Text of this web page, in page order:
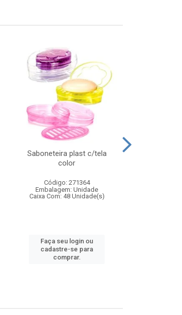
Saboneteira plast c/tela
color
Código: 271364
Embalagem: Unidade
Caixa Com: 48 Unidade(s)
Faça seu login ou
cadastre-se para
comprar.